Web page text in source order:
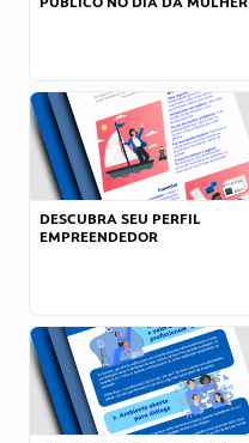
DESCUBRA SEU PERFIL
EMPREENDEDOR